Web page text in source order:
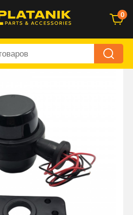
0
и зеркала
транспорт
и светоотражатели